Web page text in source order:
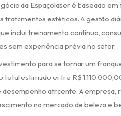
da Espaçolaser é baseado
tratamentos estéticos. A gestão
inclui treinamento contínuo,
sem experiência prévia no setor.
para se tornar um
total estimado entre R$
desempenho atraente. A empresa,
no mercado de beleza e